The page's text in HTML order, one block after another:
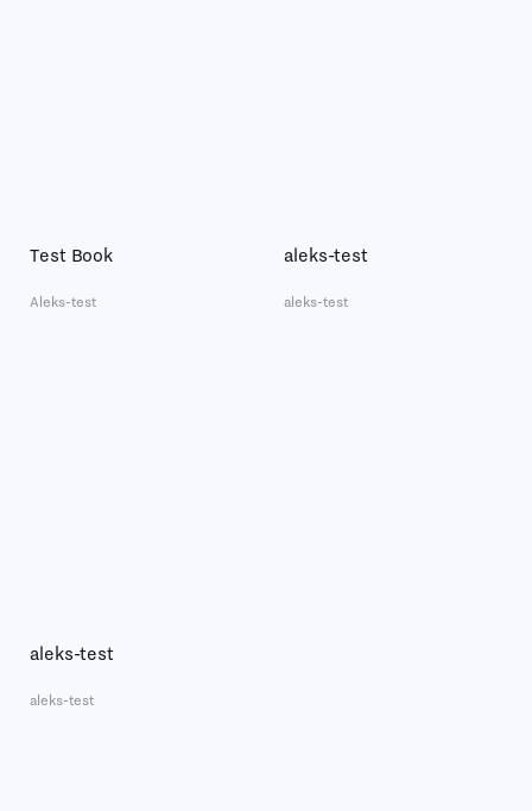
Test Book
Aleks-test
aleks-test
aleks-test
aleks-test
aleks-test